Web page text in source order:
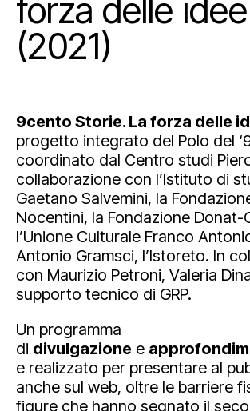
forza delle idee
(2021)
9cento Storie. La forza delle
progetto integrato del Polo del
coordinato dal Centro studi
collaborazione con l’Istituto di
Gaetano Salvemini, la
Nocentini, la Fondazione Donat-
l’Unione Culturale Franco
Antonio Gramsci, l’Istoreto. In
con Maurizio Petroni, Valeria
supporto tecnico di GRP.
Un programma
di divulgazione e
e realizzato per presentare al
anche sul web, oltre le barriere
figure che hanno segnato il